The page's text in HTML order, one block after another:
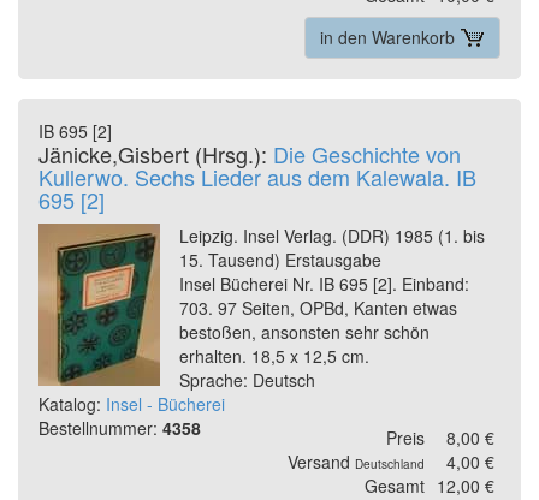
in den Warenkorb
IB 695 [2]
Jänicke,Gisbert (Hrsg.): Die Geschichte von
Kullerwo. Sechs Lieder aus dem Kalewala. IB
695 [2]
Leipzig. Insel Verlag. (DDR) 1985 (1. bis
15. Tausend) Erstausgabe
Insel Bücherei Nr. IB 695 [2]. Einband:
703. 97 Seiten, OPBd, Kanten etwas
bestoßen, ansonsten sehr schön
erhalten. 18,5 x 12,5 cm.
Sprache: Deutsch
Katalog: Insel - Bücherei
Bestellnummer: 4358 Preis
8,00 €
Versand Deutschland
4,00 €
Gesamt 12,00 €